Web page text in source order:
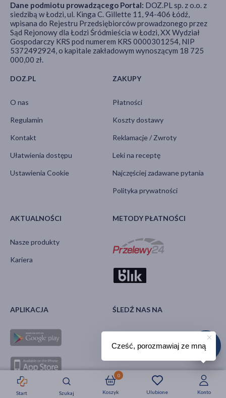
Strefa okazji Nowości Krótkie daty
Start Szukaj Ulubione
Koszyk
0
Konto
DOZ.PL
O nas
Regulamin
Kontakt
Ułatwienia dostępu
Ustawienia Cookie
ZAKUPY
Płatności
Koszty dostawy
Reklamacje / Zwroty
Leki na receptę
Najczęściej zadawane pytania
Polityka prywatności
AKTUALNOŚCI
Nasze produkty
Kariera
METODY PŁATNOŚCI
APLIKACJA ŚLEDŹ NAS NA
Dane podmiotu prowadzącego Portal: DOZ.PL sp. z o.o. z
siedzibą w Łodzi, ul. Kinga C. Gillette 11, 94-406 Łódź,
wpisana do Rejestru Przedsiębiorców prowadzonego przez
Sąd Rejonowy dla Łodzi Śródmieścia w Łodzi, XX Wydział
Gospodarczy KRS pod numerem KRS 0000301254, NIP
5372492924, o kapitale zakładowym wynoszącym 18 725
000,00 zł.
Cześć, porozmawiaj ze mną